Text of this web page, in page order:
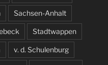
Sachsen-Anhalt
Stadtwappen
v. d. Schulenburg